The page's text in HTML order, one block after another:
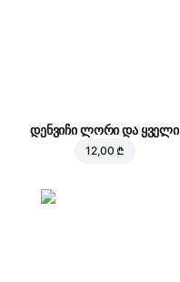
დენვიჩი ლორი და ყველი
12,00 ₾